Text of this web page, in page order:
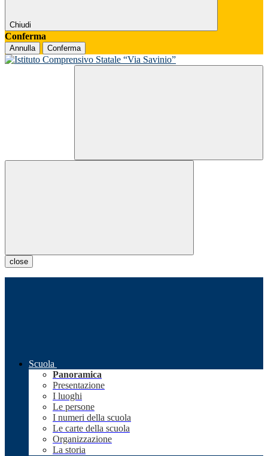
Chiudi
Conferma
Annulla Conferma
close
Scuola
Panoramica
Presentazione
I luoghi
Le persone
I numeri della scuola
Le carte della scuola
Organizzazione
La storia